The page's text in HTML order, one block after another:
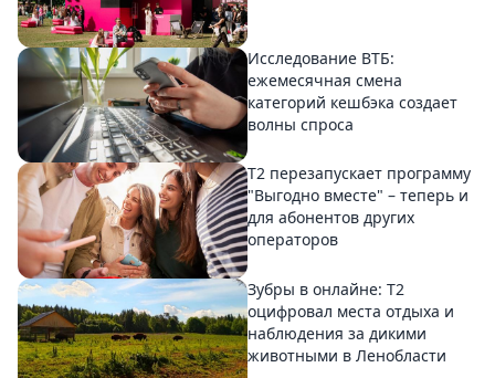
Исследование ВТБ:
ежемесячная смена
категорий кешбэка создает
волны спроса
Т2 перезапускает программу
"Выгодно вместе" – теперь и
для абонентов других
операторов
Зубры в онлайне: Т2
оцифровал места отдыха и
наблюдения за дикими
животными в Ленобласти